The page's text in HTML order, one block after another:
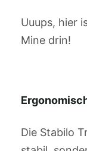
Uuups, hier
Mine drin!
Die Stabilo